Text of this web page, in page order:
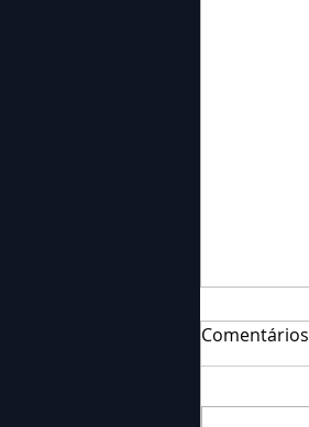
Comentários